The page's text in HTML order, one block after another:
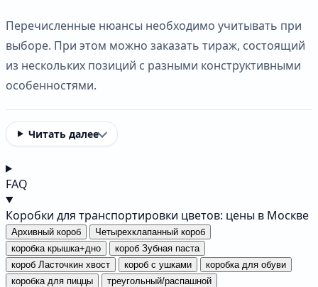
Перечисленные нюансы необходимо учитывать при
выборе. При этом можно заказать тираж, состоящий
из нескольких позиций с разными конструктивными
особенностями.
Читать далее
FAQ
Коробки для транспортировки цветов: цены в Москве
Архивный короб
Четырехклапанный короб
коробка крышка+дно
короб Зубная паста
короб Ласточкин хвост
короб с ушками
коробка для обуви
коробка для пиццы
треугольный/распашной